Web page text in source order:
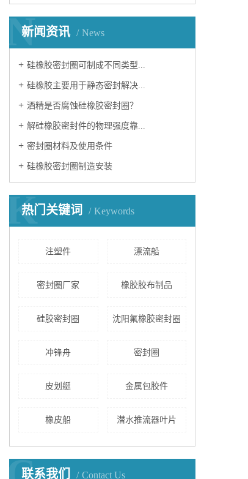
新闻资讯 News
N
硅橡胶密封圈可制成不同类型...
硅橡胶主要用于静态密封解决...
酒精是否腐蚀硅橡胶密封圈？
解硅橡胶密封件的物理强度靠...
密封圈材料及使用条件
硅橡胶密封圈制造安装
热门关键词 Keywords
K
注塑件 漂流船
密封圈厂家 橡胶胶布制品
硅胶密封圈 沈阳氟橡胶密封圈
冲锋舟 密封圈
皮划艇 金属包胶件
橡皮船 潜水推流器叶片
联系我们 Contact Us